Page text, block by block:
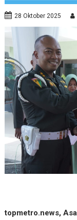
28 Oktober 2025
topmetro.news,